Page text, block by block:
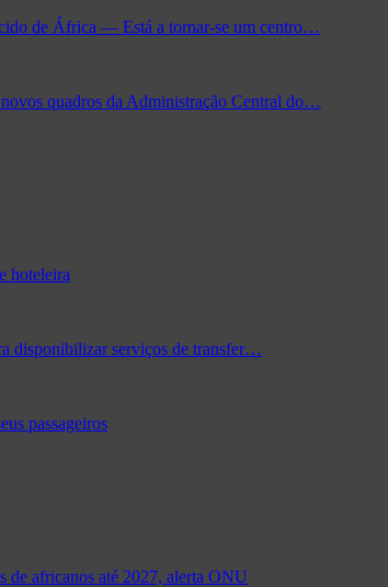
de África — Está a tornar-se um centro…
quadros da Administração Central do…
hoteleira
disponibilizar serviços de transfer…
passageiros
de africanos até 2027, alerta ONU